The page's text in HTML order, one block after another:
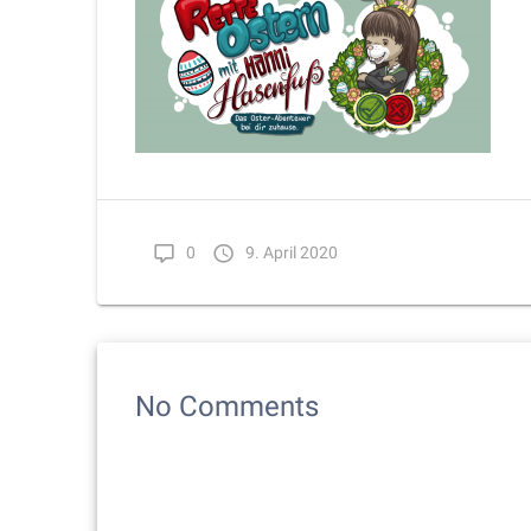
0 9. April 2020
No Comments